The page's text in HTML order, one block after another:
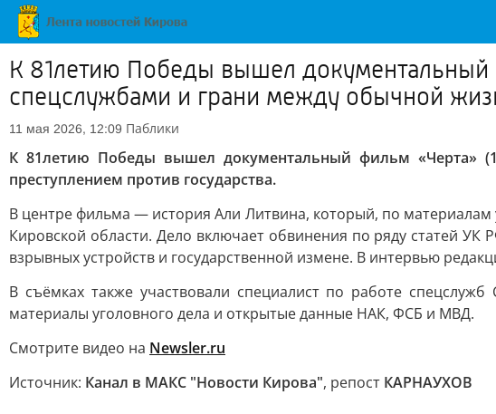
К 81летию Победы вышел
спецслужбами и грани между обычной
11 мая 2026, 12:09 Паблики
К 81летию Победы вышел документальный фильм «Черта»
преступлением против государства.
В центре фильма — история Али Литвина, который, по материалам
Кировской области. Дело включает обвинения по ряду статей
взрывных устройств и государственной измене. В интервью
В съёмках также участвовали специалист по работе
материалы уголовного дела и открытые данные НАК, ФСБ и МВД.
Смотрите видео на Newsler.ru
Источник: Канал в МАКС "Новости Кирова", репост КАРНАУХОВ